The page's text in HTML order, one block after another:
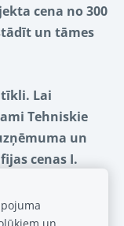
cena no 300
un tāmes
tīkli. Lai
Tehniskie
un
cenas I.
LKT projekta